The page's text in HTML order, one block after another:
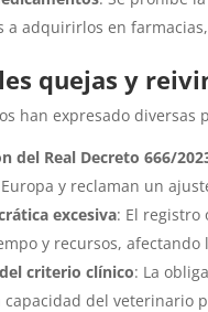
a adquirirlos en
quejas y
han expresado diversas
del Real Decreto 666/
y reclaman un
excesiva: El registro
y recursos, afectando
criterio clínico: La
del veterinario